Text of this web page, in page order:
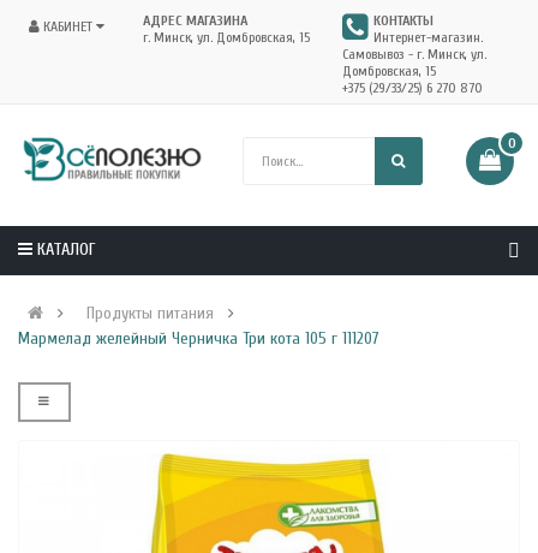
КАБИНЕТ
АДРЕС МАГАЗИНА
г. Минск, ул. Домбровская, 15
КОНТАКТЫ
Интернет-магазин.
Самовывоз - г. Минск, ул.
Домбровская, 15
+375 (29/33/25) 6 270 870
0
КАТАЛОГ
Продукты питания
Мармелад желейный Черничка Три кота 105 г 111207